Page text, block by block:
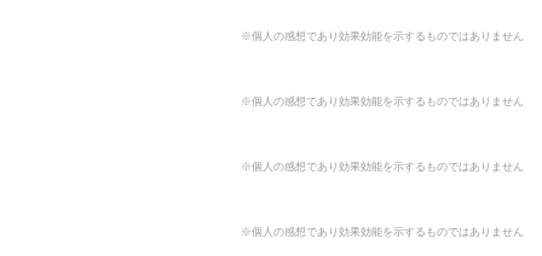
※個人の感想であり効果効能を示するものではありません
※個人の感想であり効果効能を示するものではありません
※個人の感想であり効果効能を示するものではありません
※個人の感想であり効果効能を示するものではありません